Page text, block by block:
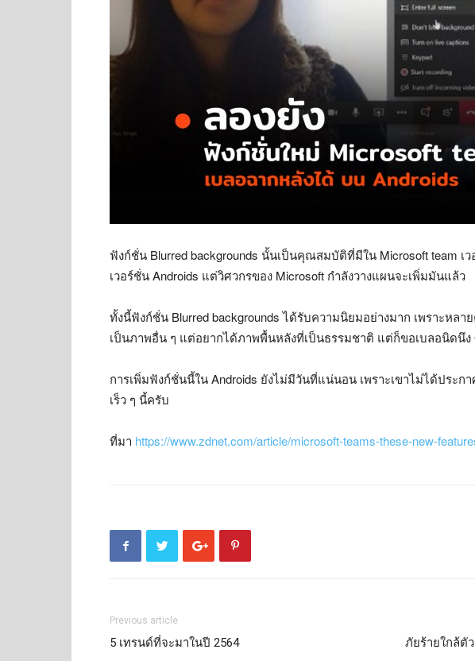
ฟังก์ชั่น Blurred backgrounds นั้นเป็นคุณสมบัติที่มีใน Microsoft team เ
เวอร์ชั่น Androids แต่วิศวกรของ Microsoft กำลังวางแผนจะเพิ่มมันแล้ว
ทั้งนี้ฟังก์ชั่น Blurred backgrounds ได้รับความนิยมอย่างมาก เพราะหลา
เป็นภาพอื่น ๆ แต่อยากได้ภาพพื้นหลังที่เป็นธรรมชาติ แต่ก็ขอเบลอนิดนึ
การเพิ่มฟังก์ชั่นนี้ใน Androids ยังไม่มีวันที่แน่นอน เพราะเขาไม่ได้ประก
เร็ว ๆ นี้ครับ
ที่มา https://www.zdnet.com/article/microsoft-teams-these-new-
Previous article
5 เทรนด์ที่จะมาในปี 2564
ภัยร้ายใกล้ตั